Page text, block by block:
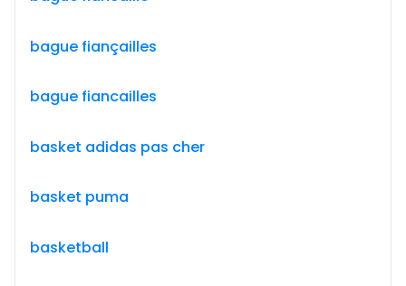
bague fiançailles
bague fiancailles
basket adidas pas cher
basket puma
basketball